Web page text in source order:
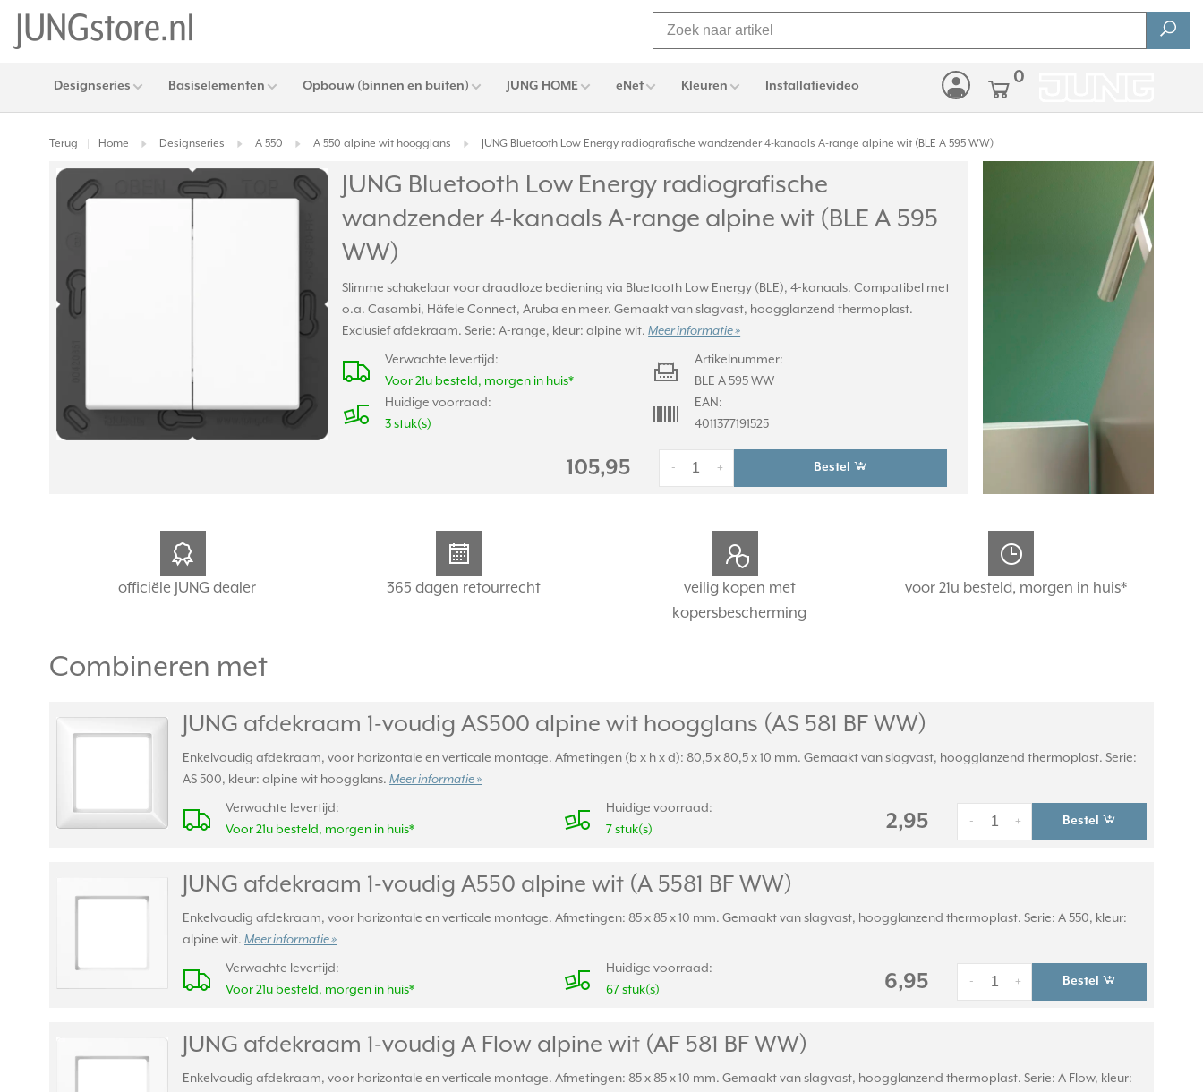
Designseries Basiselementen Opbouw (binnen en buiten) JUNG HOME eNet Kleuren Installatievideo 0
Terug Home Designseries A 550 A 550 alpine wit hoogglans JUNG Bluetooth Low Energy radiografische wandzender 4-kanaals A-range alpine wit (BLE A 595 WW)
JUNG Bluetooth Low Energy radiografische
wandzender 4-kanaals A-range alpine wit (BLE A 595
WW)
Slimme schakelaar voor draadloze bediening via Bluetooth Low Energy (BLE), 4-kanaals. Compatibel met
o.a. Casambi, Häfele Connect, Aruba en meer. Gemaakt van slagvast, hoogglanzend thermoplast.
Exclusief afdekraam. Serie: A-range, kleur: alpine wit.Meer informatie »
Verwachte levertijd:
Voor 21u besteld, morgen in huis*
Huidige voorraad:
3 stuk(s)
Artikelnummer:
BLE A 595 WW
EAN:
4011377191525
105,95 +
- Bestel
officiële JUNG dealer 365 dagen retourrecht
veilig kopen met
kopersbescherming
voor 21u besteld, morgen in huis*
Combineren met
JUNG afdekraam 1-voudig AS500 alpine wit hoogglans (AS 581 BF WW)
Enkelvoudig afdekraam, voor horizontale en verticale montage. Afmetingen (b x h x d): 80,5 x 80,5 x 10 mm. Gemaakt van slagvast, hoogglanzend thermoplast. Serie:
AS 500, kleur: alpine wit hoogglans. Meer informatie »
Verwachte levertijd:
Voor 21u besteld, morgen in huis*
Huidige voorraad:
7 stuk(s)
2,95 +
- Bestel
JUNG afdekraam 1-voudig A550 alpine wit (A 5581 BF WW)
Enkelvoudig afdekraam, voor horizontale en verticale montage. Afmetingen: 85 x 85 x 10 mm. Gemaakt van slagvast, hoogglanzend thermoplast. Serie: A 550, kleur:
alpine wit. Meer informatie »
Verwachte levertijd:
Voor 21u besteld, morgen in huis*
Huidige voorraad:
67 stuk(s)
6,95 +
- Bestel
JUNG afdekraam 1-voudig A Flow alpine wit (AF 581 BF WW)
Enkelvoudig afdekraam, voor horizontale en verticale montage. Afmetingen: 85 x 85 x 10 mm. Gemaakt van slagvast, hoogglanzend thermoplast. Serie: A Flow, kleur: